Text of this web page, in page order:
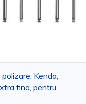
polizare, Kenda,
fina, pentru